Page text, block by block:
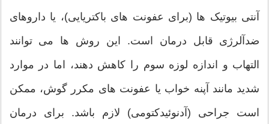
آنتی بیوتیک ها (برای عفونت های باکتریایی)، یا داروهای
ضدآلرژی قابل درمان است. این روش ها می توانند
التهاب و اندازه لوزه سوم را کاهش دهند، اما در موارد
شدید مانند آپنه خواب یا عفونت های مکرر گوش، ممکن
است جراحی (آدنوئیدکتومی) لازم باشد. برای درمان